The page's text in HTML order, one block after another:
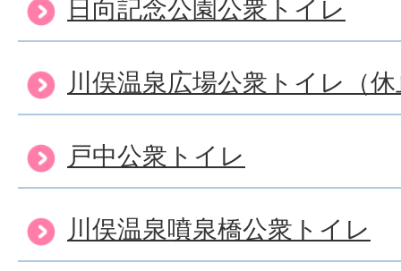
日向記念公園公衆トイレ
川俣温泉広場公衆トイレ（
戸中公衆トイレ
川俣温泉噴泉橋公衆トイレ